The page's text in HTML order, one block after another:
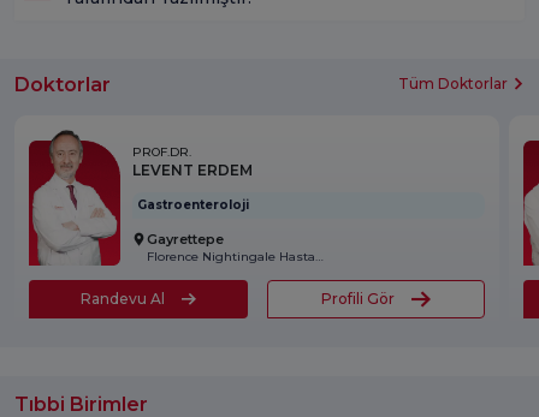
Doktorlar Tüm Doktorlar
PROF.DR.
LEVENT ERDEM
Gastroenteroloji
Gayrettepe
Florence Nightingale Hastanesi
Randevu Al Profili Gör
Tıbbi Birimler